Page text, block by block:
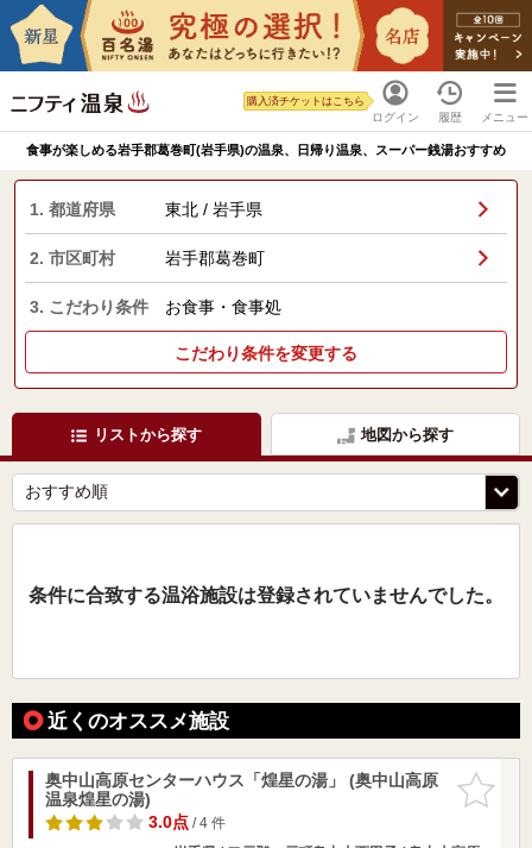
ログイン
購入済チケットはこちら
履歴 メニュー
食事が楽しめる岩手郡葛巻町(岩手県)の温泉、日帰り温泉、スーパー銭湯おすすめ
1. 都道府県 東北 / 岩手県
2. 市区町村 岩手郡葛巻町
3. こだわり条件 お食事・食事処
こだわり条件を変更する
リストから探す 地図から探す
条件に合致する温浴施設は登録されていませんでした。
近くのオススメ施設
お気に入
りに追加
奥中山高原センターハウス「煌星の湯」 (奥中山高原
温泉煌星の湯)
3.0点/ 4 件